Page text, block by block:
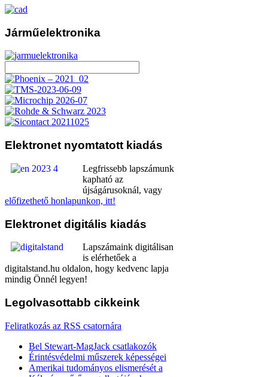
Járműelektronika
Elektronet nyomtatott kiadás
Legfrissebb lapszámunk
kapható az
újságárusoknál, vagy
előfizethető honlapunkon, itt!
Elektronet digitális kiadás
Lapszámaink digitálisan
is elérhetőek a
digitalstand.hu oldalon, hogy kedvenc lapja
mindig Önnél legyen!
Legolvasottabb cikkeink
Feliratkozás az RSS csatornára
Bel Stewart-MagJack csatlakozók
Érintésvédelmi műszerek képességei
Amerikai tudományos elismerését a